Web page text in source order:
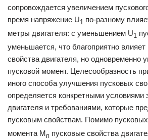
сопровождается увеличением
время на­пряжение U1 по-разному
метры двигателя: с уменьшением U1
уменьшается, что благоприятно
свойства двигателя, но одновременно
пусковой момент. Целесообразность
иного способа улучшения пусковых
определяется конкретными условиями
двигателя и требованиями, которые
пусковым свойствам. Помимо пусковых
момента Мп пусковые свойства